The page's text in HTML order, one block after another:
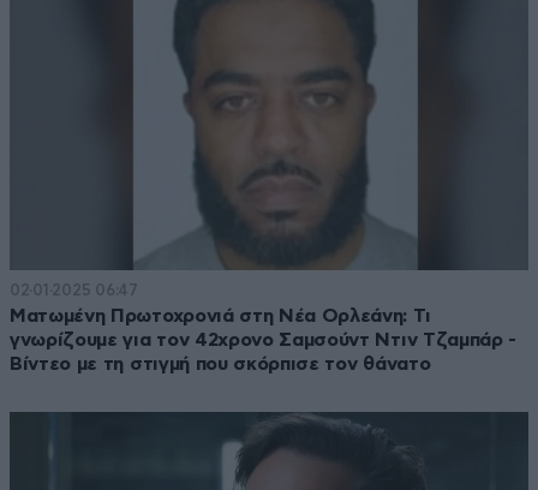
02·01·2025 06:47
Ματωμένη Πρωτοχρονιά στη Νέα Ορλεάνη: Τι
γνωρίζουμε για τον 42χρονο Σαμσούντ Ντιν Τζαμπάρ -
Βίντεο με τη στιγμή που σκόρπισε τον θάνατο